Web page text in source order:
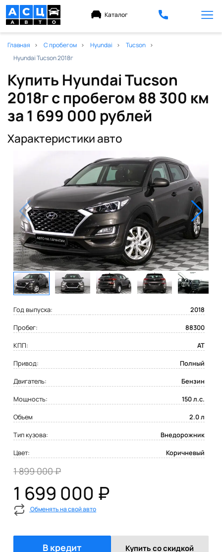
Каталог
Главная С пробегом Hyundai
Tucson
Hyundai Tucson 2018г
Купить Hyundai Tucson
2018г с пробегом 88 300 км
за 1 699 000 рублей
Характеристики авто
Год выпуска:
2018
Пробег:
88300
КПП:
AT
Привод:
Полный
Двигатель:
Бензин
Мощность:
150 л.с.
Объем
2.0 л
Тип кузова:
Внедорожник
Цвет:
Коричневый
1 899 000 ₽
1 699 000 ₽
Обменять на свой авто
В кредит Купить со скидкой